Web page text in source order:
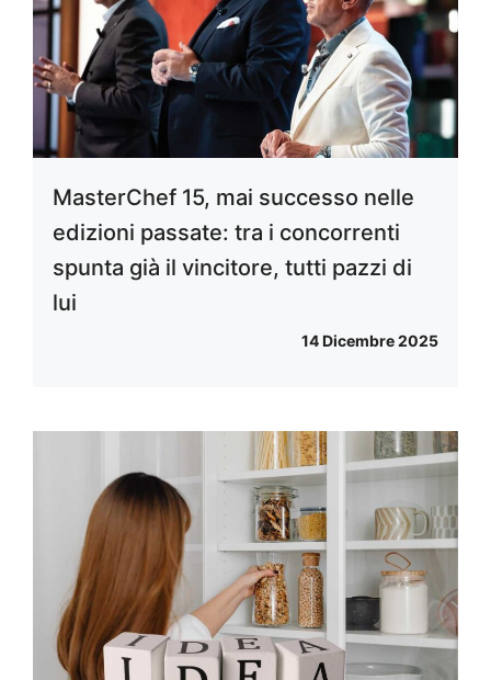
MasterChef 15, mai successo nelle
edizioni passate: tra i concorrenti
spunta già il vincitore, tutti pazzi di
lui
14 Dicembre 2025